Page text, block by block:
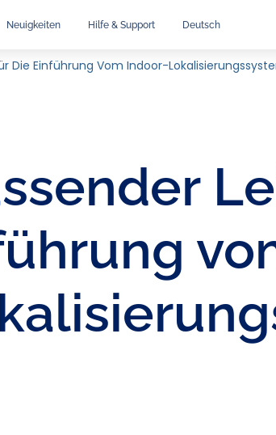
Neuigkeiten Hilfe & Support Deutsch
Die Einführung Vom Indoor-